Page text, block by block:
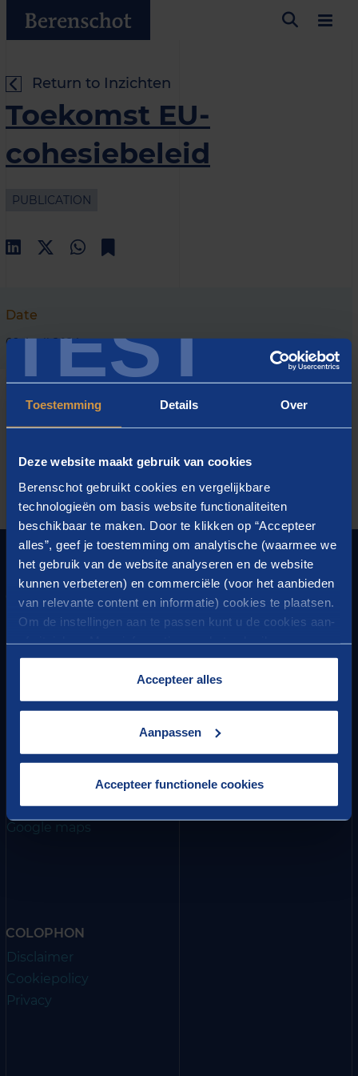
TEST
Toestemming Details Over
Deze website maakt gebruik van cookies
Berenschot gebruikt cookies en vergelijkbare
technologieën om basis website functionaliteiten
beschikbaar te maken. Door te klikken op “Accepteer
alles”, geef je toestemming om analytische (waarmee we
het gebruik van de website analyseren en de website
kunnen verbeteren) en commerciële (voor het aanbieden
van relevante content en informatie) cookies te plaatsen.
Om de instellingen aan te passen kunt u de cookies aan-
cookies op onze website treft u in onze
Accepteer alles
Aanpassen
Accepteer functionele cookies
Return to Inzichten
Toekomst EU-
cohesiebeleid
PUBLICATION
Date
09 April 2024
FOUNDER OF PROGRESS
CONTACT
Questions or remarks?
Or would you like to know more about our activities?
HEADQUARTERS
Van Deventerlaan 31-51, 3528 AG Utrecht
PO Box 8039, 3503 RA Utrecht
Google maps
COLOPHON
Disclaimer
Cookiepolicy
Privacy